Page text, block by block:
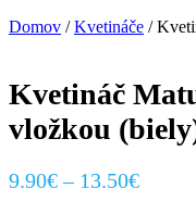
Domov /Kvetináče /
Kvetináč
vložkou
9.90€ – 13.50€Price